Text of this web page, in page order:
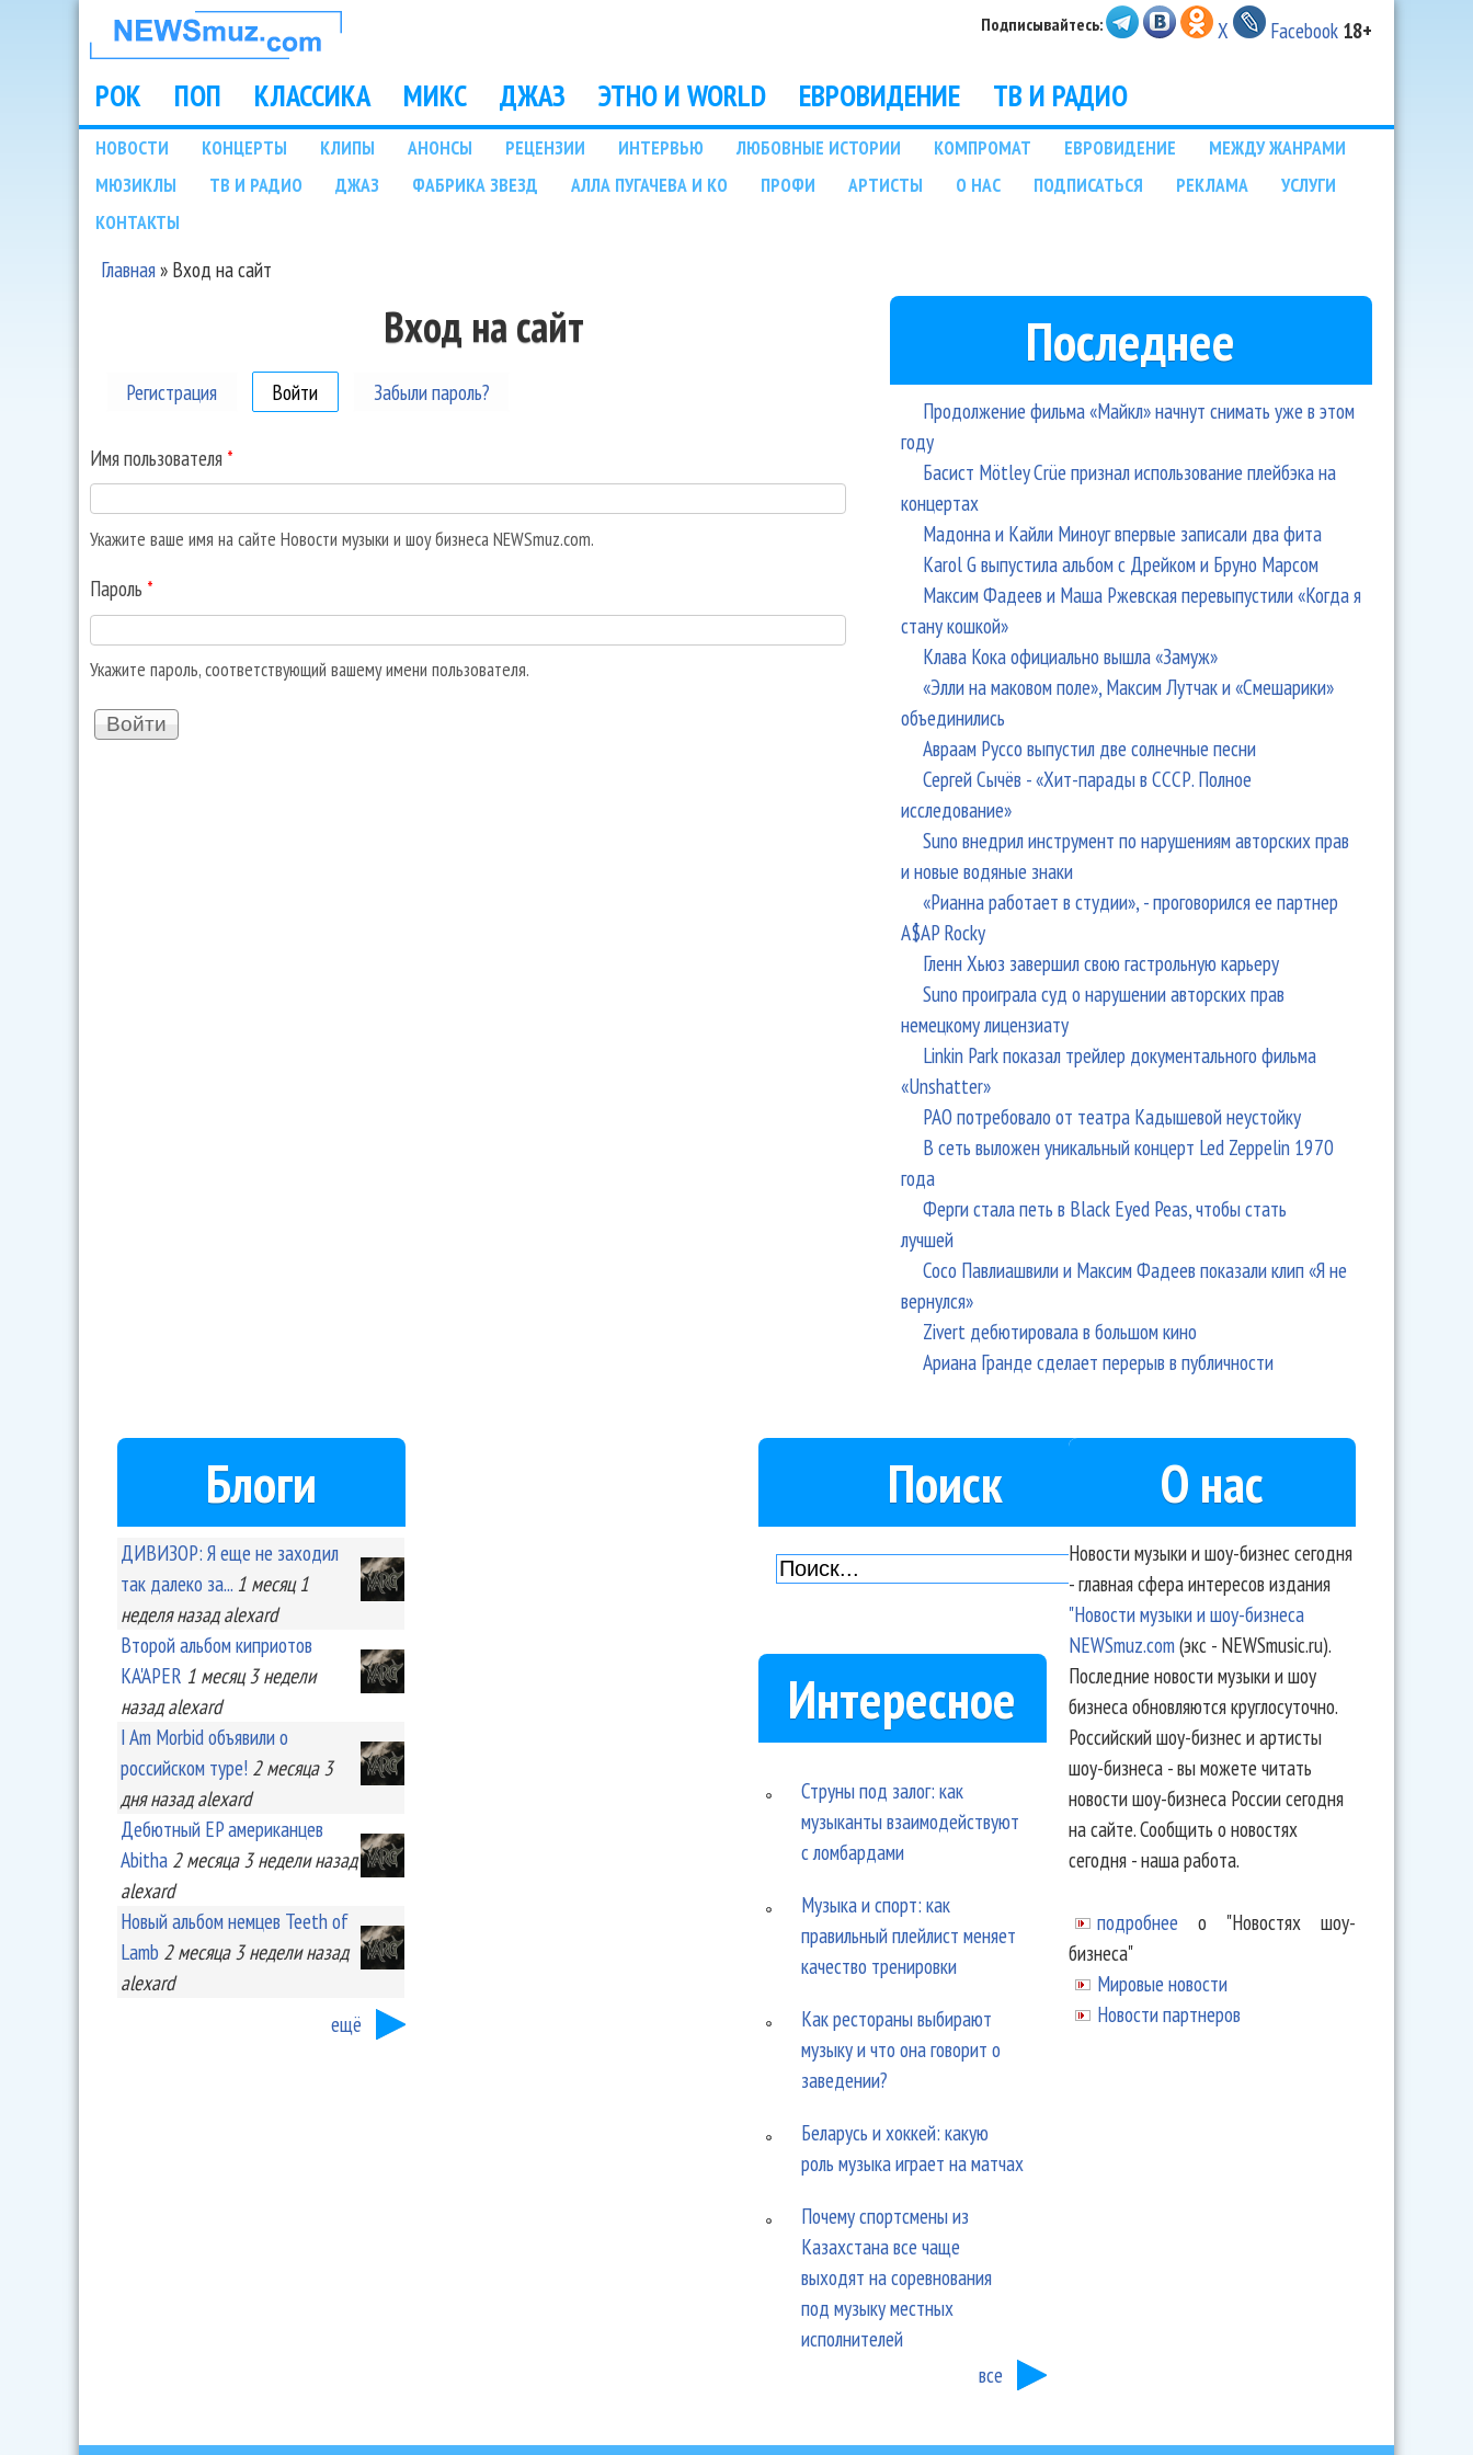
НОВОСТИ
МУЗЫКИ И
ШОУ БИЗНЕСА
NEWSMUZ.COM
Подписывайтесь: X Facebook 18+
Main menu
РОК ПОП КЛАССИКА МИКС ДЖАЗ ЭТНО И WORLD ЕВРОВИДЕНИЕ ТВ И РАДИО
Подразделы
НОВОСТИ КОНЦЕРТЫ КЛИПЫ АНОНСЫ РЕЦЕНЗИИ ИНТЕРВЬЮ ЛЮБОВНЫЕ ИСТОРИИ КОМПРОМАТ ЕВРОВИДЕНИЕ
МЕЖДУ ЖАНРАМИ
МЮЗИКЛЫ
ТВ И РАДИО ДЖАЗ ФАБРИКА ЗВЕЗД АЛЛА ПУГАЧЕВА И КО ПРОФИ АРТИСТЫ О НАС ПОДПИСАТЬСЯ РЕКЛАМА
УСЛУГИ
КОНТАКТЫ
Вы здесь
Главная» Вход на сайт
Вход на сайт
Регистрация Войти (активная вкладка)
Забыли пароль?
Имя пользователя *
Укажите ваше имя на сайте Новости музыки и шоу бизнеса NEWSmuz.com.
Пароль *
Укажите пароль, соответствующий вашему имени пользователя.
Последнее
Продолжение фильма «Майкл» начнут снимать уже в этом
году
Басист Mötley Crüe признал использование плейбэка на
концертах
Мадонна и Кайли Миноуг впервые записали два фита
Karol G выпустила альбом с Дрейком и Бруно Марсом
Максим Фадеев и Маша Ржевская перевыпустили «Когда я
стану кошкой»
Клава Кока официально вышла «Замуж»
«Элли на маковом поле», Максим Лутчак и «Смешарики»
объединились
Авраам Руссо выпустил две солнечные песни
Сергей Сычёв - «Хит-парады в СССР. Полное
исследование»
Suno внедрил инструмент по нарушениям авторских прав
и новые водяные знаки
«Рианна работает в студии», - проговорился ее партнер
A$AP Rocky
Гленн Хьюз завершил свою гастрольную карьеру
Suno проиграла суд о нарушении авторских прав
немецкому лицензиату
Linkin Park показал трейлер документального фильма
«Unshatter»
РАО потребовало от театра Кадышевой неустойку
В сеть выложен уникальный концерт Led Zeppelin 1970
года
Ферги стала петь в Black Eyed Peas, чтобы стать
лучшей
Сосо Павлиашвили и Максим Фадеев показали клип «Я не
вернулся»
Zivert дебютировала в большом кино
Ариана Гранде сделает перерыв в публичности
Блоги
ДИВИЗОР: Я еще не заходил
так далеко за... 1 месяц 1
неделяназад alexard
Второй альбом киприотов
KA'APER 1 месяц 3 недели
назад alexard
I Am Morbid объявили о
российском туре! 2 месяца 3
дняназад alexard
Дебютный EP американцев
Abitha 2 месяца 3 неделиназад
alexard
Новый альбом немцев Teeth of
Lamb 2 месяца 3 неделиназад
alexard
ещё
Поиск
Интересное
Струны под залог: как
музыканты взаимодействуют
с ломбардами
Музыка и спорт: как
правильный плейлист меняет
качество тренировки
Как рестораны выбирают
музыку и что она говорит о
заведении?
Беларусь и хоккей: какую
роль музыка играет на матчах
Почему спортсмены из
Казахстана все чаще
выходят на соревнования
под музыку местных
исполнителей
все
О нас
Новости музыки и шоу-бизнес сегодня
- главная сфера интересов издания
"Новости музыки и шоу-бизнеса
NEWSmuz.com(экс - NEWSmusic.ru).
Последние новости музыки и шоу
бизнеса обновляются круглосуточно.
Российский шоу-бизнес и артисты
шоу-бизнеса - вы можете читать
новости шоу-бизнеса России сегодня
на сайте. Сообщить о новостях
сегодня - наша работа.
подробнее о "Новостях шоу-
бизнеса"
Мировые новости
Новости партнеров